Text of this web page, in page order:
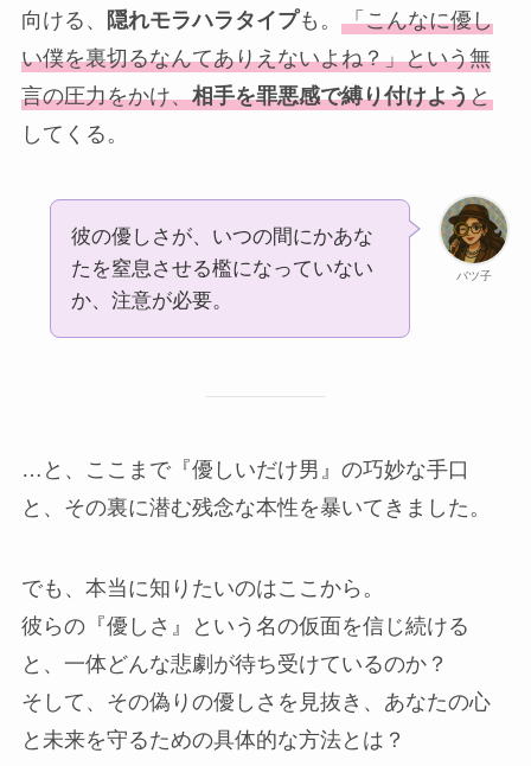
向ける、 隠れモラハラタイプも。 「こんなに優し
い僕を裏切るなんてありえないよね？」という無
言の圧力をかけ、相手を罪悪感で縛り付けようと
してくる。
バツ子
彼の優しさが、いつの間にかあな
たを窒息させる檻になっていない
か、注意が必要。
…と、ここまで『優しいだけ男』の巧妙な手口
と、その裏に潜む残念な本性を暴いてきました。
でも、本当に知りたいのはここから。
彼らの『優しさ』という名の仮面を信じ続ける
と、一体どんな悲劇が待ち受けているのか？
そして、その偽りの優しさを見抜き、あなたの心
と未来を守るための具体的な方法とは？